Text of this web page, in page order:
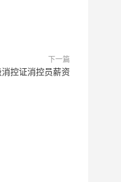
下一篇
控证消控员薪资